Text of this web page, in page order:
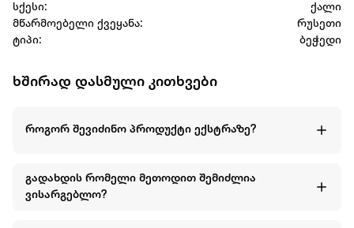
სქესი:
ქალი
მწარმოებელი ქვეყანა:
რუსეთი
ტიპი:
ბეჭედი
ხშირად დასმული კითხვები
როგორ შევიძინო პროდუქტი ექსტრაზე?
გადახდის რომელი მეთოდით შემიძლია
ვისარგებლო?